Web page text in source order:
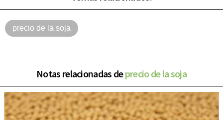
precio de la soja
Notas relacionadas deprecio de la soja